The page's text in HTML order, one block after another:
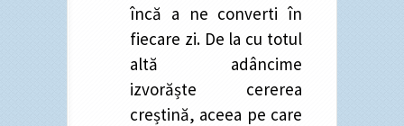
încă a ne converti în
fiecare zi. De la cu totul
altă adâncime
izvorăște cererea
creștină, aceea pe care